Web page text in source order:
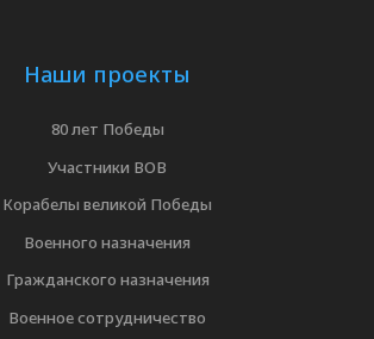
Наши проекты
80 лет Победы
Участники ВОВ
Корабелы великой Победы
Военного назначения
Гражданского назначения
Военное сотрудничество